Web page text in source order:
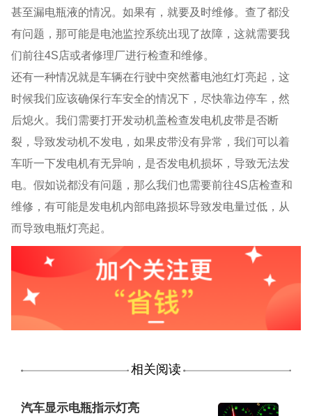
甚至漏电瓶液的情况。如果有，就要及时维修。查了都没
有问题，那可能是电池监控系统出现了故障，这就需要我
们前往4S店或者修理厂进行检查和维修。
还有一种情况就是车辆在行驶中突然蓄电池红灯亮起，这
时候我们应该确保行车安全的情况下，尽快靠边停车，然
后熄火。我们需要打开发动机盖检查发电机皮带是否断
裂，导致发动机不发电，如果皮带没有异常，我们可以着
车听一下发电机有无异响，是否发电机损坏，导致无法发
电。假如说都没有问题，那么我们也需要前往4S店检查和
维修，有可能是发电机内部电路损坏导致发电量过低，从
而导致电瓶灯亮起。
相关阅读
汽车显示电瓶指示灯亮